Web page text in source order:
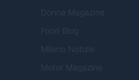
Donne Magazine
Food Blog
Milano Notizie
Motor Magazine